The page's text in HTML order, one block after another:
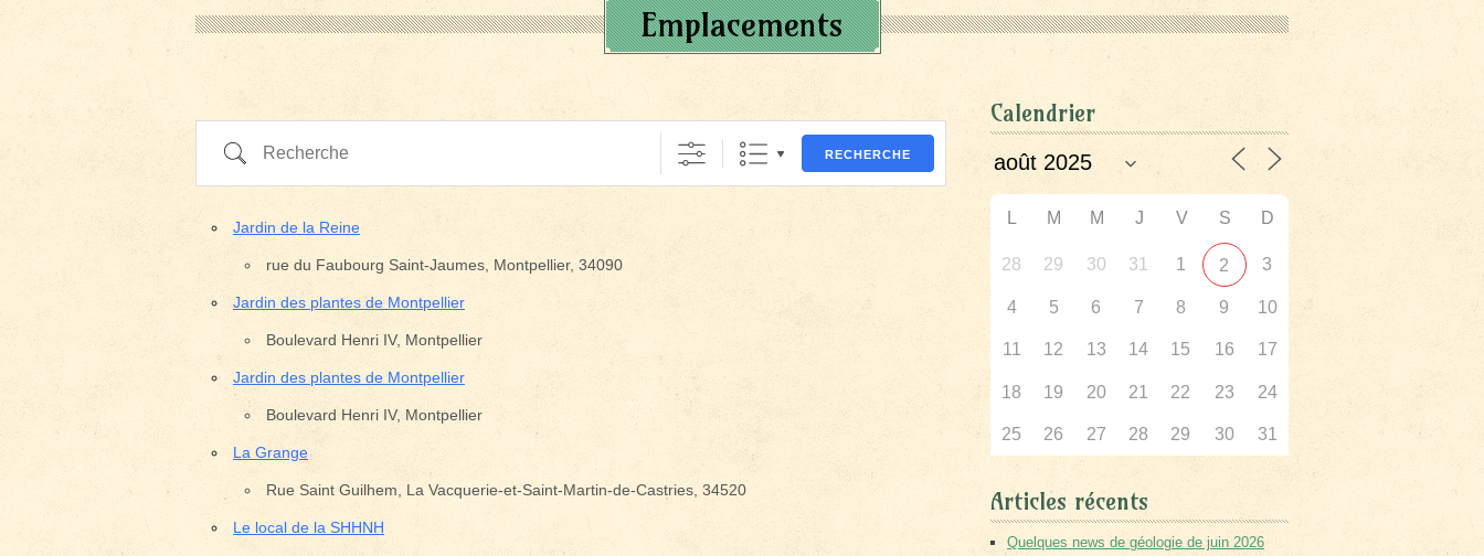
Emplacements
Recherche RECHERCHE
Jardin de la Reine
rue du Faubourg Saint-Jaumes, Montpellier, 34090
Jardin des plantes de Montpellier
Boulevard Henri IV, Montpellier
Jardin des plantes de Montpellier
Boulevard Henri IV, Montpellier
La Grange
Rue Saint Guilhem, La Vacquerie-et-Saint-Martin-de-Castries, 34520
Le local de la SHHNH
Calendrier
L M M J V S D
28 29 30 31 1 2 3
4 5 6 7 8 9 10
11 12 13 14 15 16 17
18 19 20 21 22 23 24
25 26 27 28 29 30 31
Articles récents
Quelques news de géologie de juin 2026